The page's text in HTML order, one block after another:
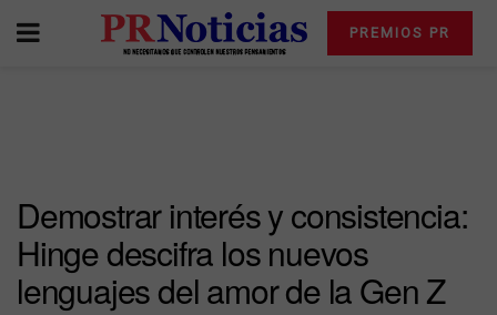
PREMIOS PR
Demostrar interés y consistencia:
Hinge descifra los nuevos
lenguajes del amor de la Gen Z